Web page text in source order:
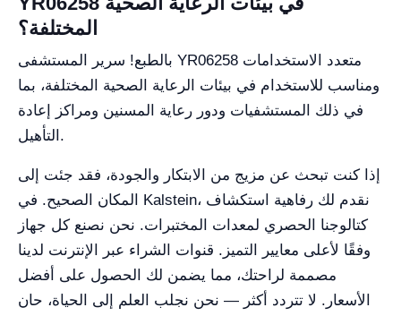
المختلفة؟
بالطبع! سرير المستشفى YR06258 متعدد الاستخدامات
ومناسب للاستخدام في بيئات الرعاية الصحية المختلفة، بما
في ذلك المستشفيات ودور رعاية المسنين ومراكز إعادة
التأهيل.
إذا كنت تبحث عن مزيج من الابتكار والجودة، فقد جئت إلى
المكان الصحيح. في Kalstein، نقدم لك رفاهية استكشاف
كتالوجنا الحصري لمعدات المختبرات. نحن نصنع كل جهاز
وفقًا لأعلى معايير التميز. قنوات الشراء عبر الإنترنت لدينا
مصممة لراحتك، مما يضمن لك الحصول على أفضل
الأسعار. لا تتردد أكثر — نحن نجلب العلم إلى الحياة، حان